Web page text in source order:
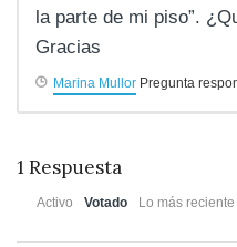
la parte de mi piso”.
Gracias
Marina Mullor Pregunta
1 Respuesta
Activo Votado Lo más reciente